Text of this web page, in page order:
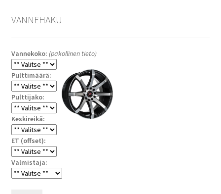
VANNEHAKU
Vannekoko: (pakollinen tieto)
Pulttimäärä:
Pulttijako:
Keskireikä:
ET (offset):
Valmistaja: